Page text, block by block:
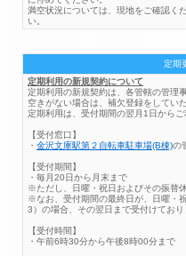
満空状況については、現地をご確認く
い。
定期
定期利用の新規契約について
定期利用の新規契約は、各管轄の管理
空きがない場合は、補欠登録をしてい
定期利用は、受付期間の翌月1日からご
【受付窓口】
・ 金沢文庫駅第２自転車駐車場(B棟)の
【受付期間】
・毎月20日から月末まで
※ただし、日曜・祝日およびその振替
※なお、受付期間の最終日が、日曜・
3）の場合、その翌日まで受付けており
【受付時間】
・午前6時30分から午後8時00分まで